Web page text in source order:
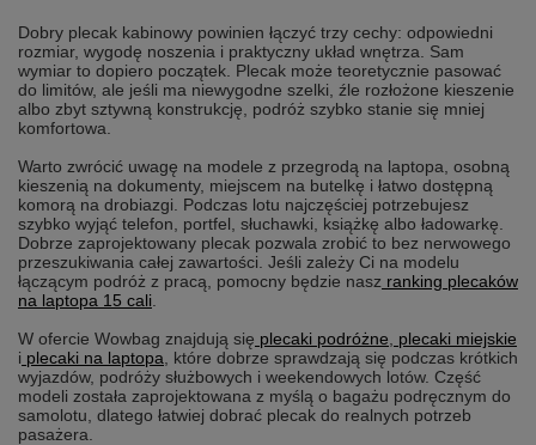
Dobry plecak kabinowy powinien łączyć trzy cechy: odpowiedni
rozmiar, wygodę noszenia i praktyczny układ wnętrza. Sam
wymiar to dopiero początek. Plecak może teoretycznie pasować
do limitów, ale jeśli ma niewygodne szelki, źle rozłożone kieszenie
albo zbyt sztywną konstrukcję, podróż szybko stanie się mniej
komfortowa.
Warto zwrócić uwagę na modele z przegrodą na laptopa, osobną
kieszenią na dokumenty, miejscem na butelkę i łatwo dostępną
komorą na drobiazgi. Podczas lotu najczęściej potrzebujesz
szybko wyjąć telefon, portfel, słuchawki, książkę albo ładowarkę.
Dobrze zaprojektowany plecak pozwala zrobić to bez nerwowego
przeszukiwania całej zawartości. Jeśli zależy Ci na modelu
łączącym podróż z pracą, pomocny będzie nasz ranking plecaków
na laptopa 15 cali
W ofercie Wowbag znajdują się plecaki podróżne
plecaki miejskie
i plecaki na laptopa , które dobrze sprawdzają się podczas krótkich
wyjazdów, podróży służbowych i weekendowych lotów. Część
modeli została zaprojektowana z myślą o bagażu podręcznym do
samolotu, dlatego łatwiej dobrać plecak do realnych potrzeb
pasażera.